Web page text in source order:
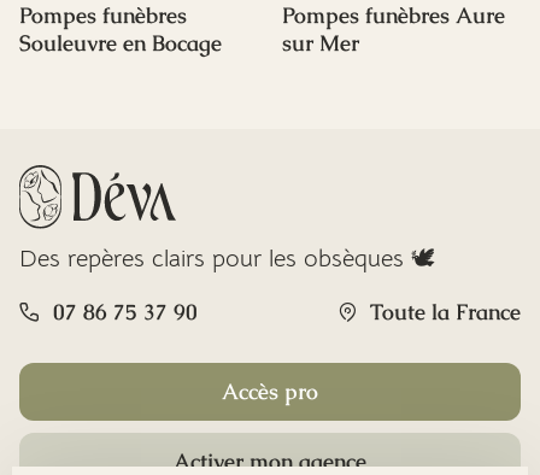
Pompes funèbres
Souleuvre en Bocage
Pompes funèbres Aure
sur Mer
Des repères clairs pour les obsèques 🕊️
07 86 75 37 90 Toute la France
Accès pro
Activer mon agence